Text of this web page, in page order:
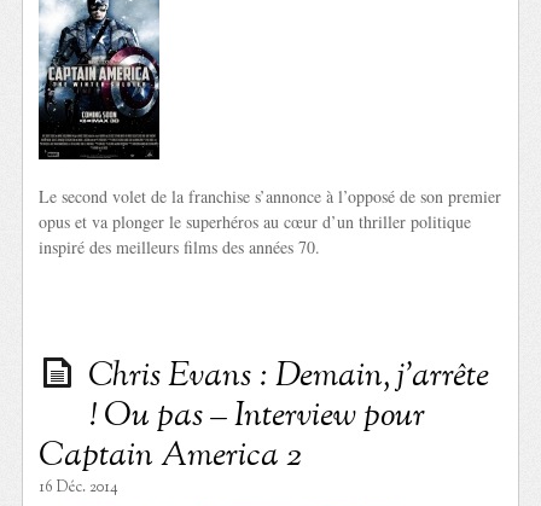
Le second volet de la franchise s’annonce à l’opposé de son premier
opus et va plonger le superhéros au cœur d’un thriller politique
inspiré des meilleurs films des années 70.
Chris Evans : Demain, j’arrête
! Ou pas – Interview pour
Captain America 2
16 Déc. 2014